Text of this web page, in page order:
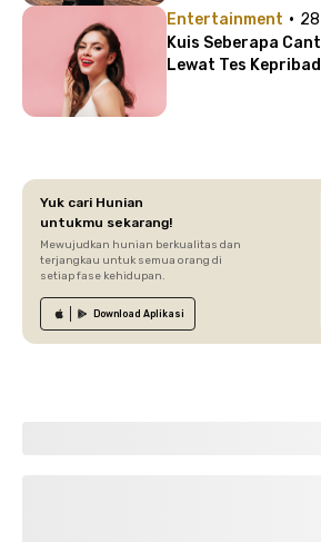
Entertainment ·
Kuis Seberapa
Lewat Tes
Yuk cari Hunian
untukmu sekarang!
Mewujudkan hunian berkualitas dan
terjangkau untuk semua orang di
setiap fase kehidupan.
Download Aplikasi